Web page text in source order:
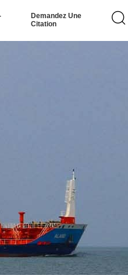
Demandez Une
Citation